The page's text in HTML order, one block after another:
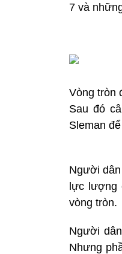
7 và
Vòng tròn
Sau đó
Sleman
Người
lực lượng
vòng tròn.
Người
Nhưng